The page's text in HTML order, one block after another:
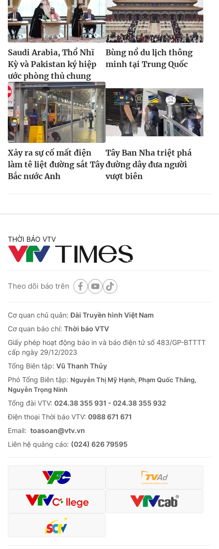
Saudi Arabia, Thổ Nhĩ
Kỳ và Pakistan ký hiệp
ước phòng thủ chung
Bùng nổ du lịch thông
minh tại Trung Quốc
Xảy ra sự cố mất điện
làm tê liệt đường sắt Tây
Bắc nước Anh
Tây Ban Nha triệt phá
đường dây đưa người
vượt biên
THỜI BÁO VTV
Theo dõi báo trên
Cơ quan chủ quản:Đài Truyền hình Việt Nam
Cơ quan báo chí: Thời báo VTV
Giấy phép hoạt động báo in và báo điện tử số 483/GP-BTTTT
cấp ngày 29/12/2023
Tổng Biên tập: Vũ Thanh Thủy
Phó Tổng Biên tập: Nguyễn Thị Mỹ Hạnh, Phạm Quốc Thắng,
Nguyễn Trọng Ninh
Tổng đài VTV: 024.38 355 931 - 024.38 355 932
Ðiện thoại Thời báo VTV: 0988 671 671
Email: toasoan@vtv.vn
Liên hệ quảng cáo: (024) 626 79595